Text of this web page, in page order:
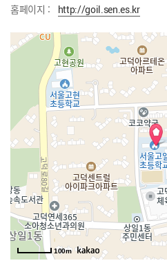
홈페이지 :
http://goil.sen.es.kr
100m